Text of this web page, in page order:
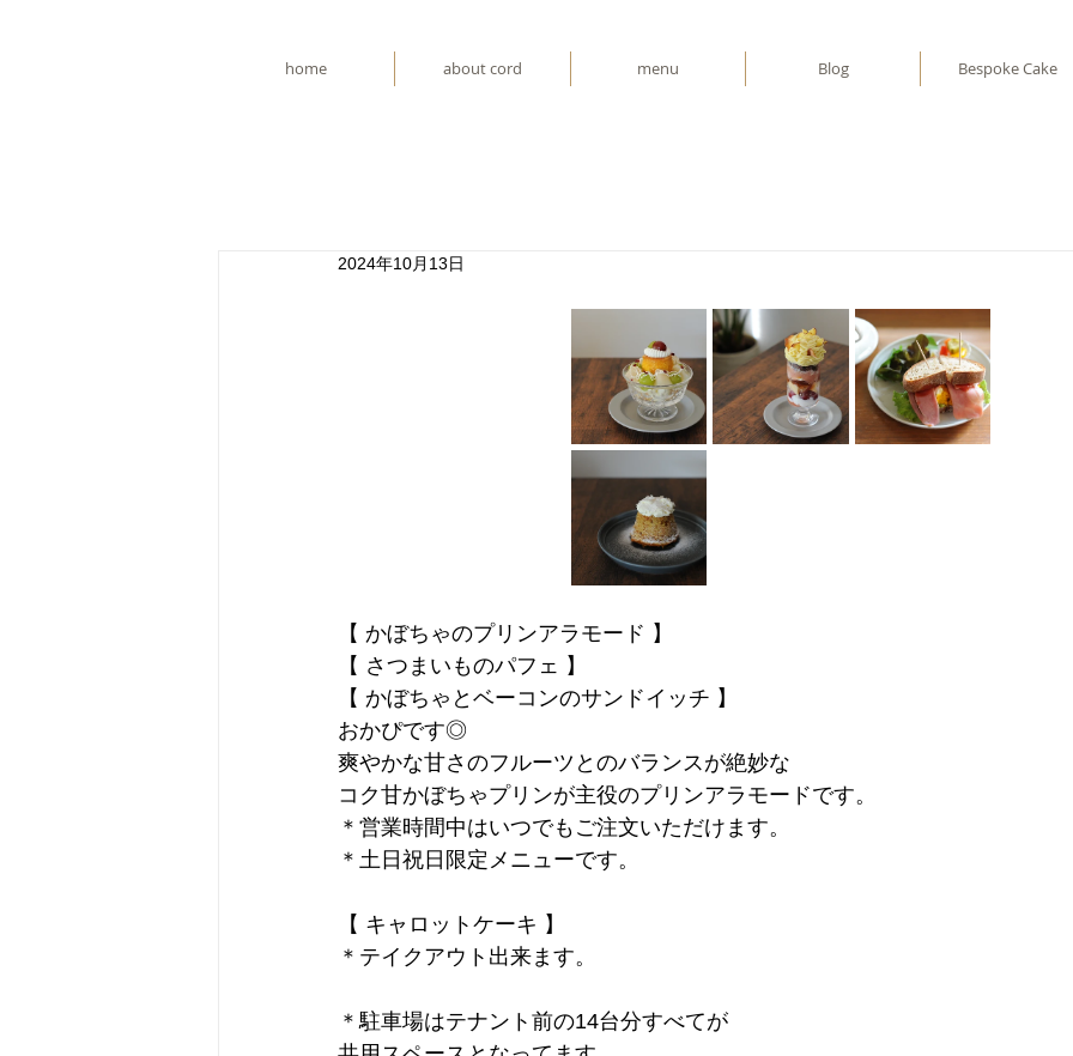
home about cord menu Blog Bespoke Cake
2024年10月13日
【 かぼちゃのプリンアラモード 】
【 さつまいものパフェ 】
【 かぼちゃとベーコンのサンドイッチ 】
おかぴです◎
爽やかな甘さのフルーツとのバランスが絶妙な
コク甘かぼちゃプリンが主役のプリンアラモードです。
＊営業時間中はいつでもご注文いただけます。
＊土日祝日限定メニューです。
【 キャロットケーキ 】
＊テイクアウト出来ます。
＊駐車場はテナント前の14台分すべてが